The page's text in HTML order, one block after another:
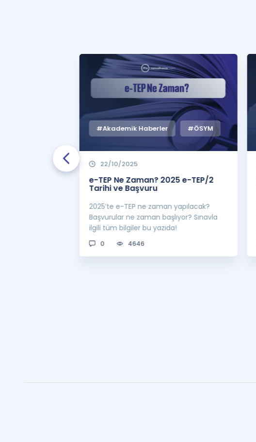
#Akademik Haberler #ÖSYM
22/10/2025
e-TEP Ne Zaman? 2025 e-TEP/2
Tarihi ve Başvuru
2025’te e-TEP ne zaman yapılacak?
Başvurular ne zaman başlıyor? Sınavla
ilgili tüm bilgiler bu yazıda!
0 4646